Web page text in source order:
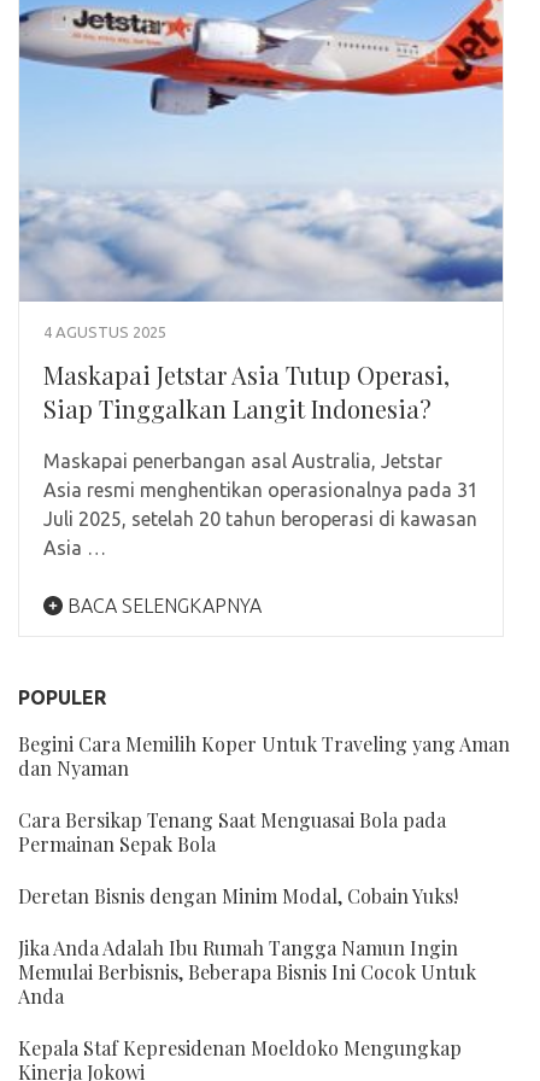
4 AGUSTUS 2025
Maskapai Jetstar Asia Tutup Operasi,
Siap Tinggalkan Langit Indonesia?
Maskapai penerbangan asal Australia, Jetstar
Asia resmi menghentikan operasionalnya pada 31
Juli 2025, setelah 20 tahun beroperasi di kawasan
Asia …
BACA SELENGKAPNYA
POPULER
Begini Cara Memilih Koper Untuk Traveling yang Aman
dan Nyaman
Cara Bersikap Tenang Saat Menguasai Bola pada
Permainan Sepak Bola
Deretan Bisnis dengan Minim Modal, Cobain Yuks!
Jika Anda Adalah Ibu Rumah Tangga Namun Ingin
Memulai Berbisnis, Beberapa Bisnis Ini Cocok Untuk
Anda
Kepala Staf Kepresidenan Moeldoko Mengungkap
Kinerja Jokowi